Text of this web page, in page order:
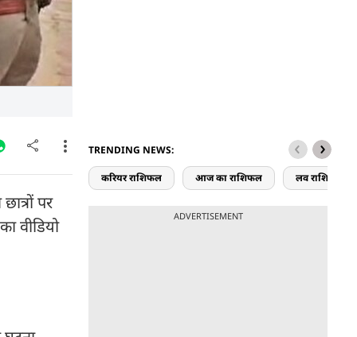
पर
वीडियो
TRENDING NEWS:
करियर राशिफल आज का राशिफल लव राशिफल
ADVERTISEMENT